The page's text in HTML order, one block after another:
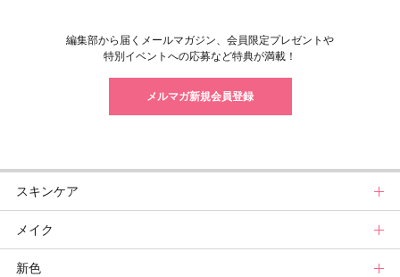
編集部から届くメールマガジン、会員限定プレゼントや
特別イベントへの応募など特典が満載！
メルマガ新規会員登録
スキンケア
スキンケアトップ
ニュース
メイク
メイクトップ
新色